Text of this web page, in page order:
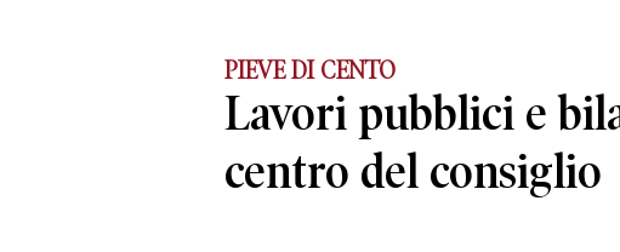
PIEVE DI CENTO
Lavori pubblici e
centro del consiglio